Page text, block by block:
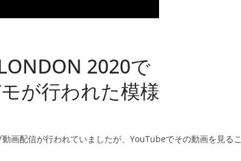
2020で
が行われた模様
画配信が行われていましたが、YouTubeでその動画を見るこ